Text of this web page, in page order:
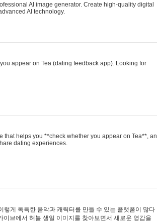
AI image generator. Create high-quality digital
AI technology.
appear on Tea (dating feedback app). Looking for
that helps you **check whether you appear on Tea**, an
dating experiences.
렇게 독특한 음악과 캐릭터를 만들 수 있는 플랫폼이 많다
이브에서 허블 생일 이미지를 찾아보면서 새로운 영감을